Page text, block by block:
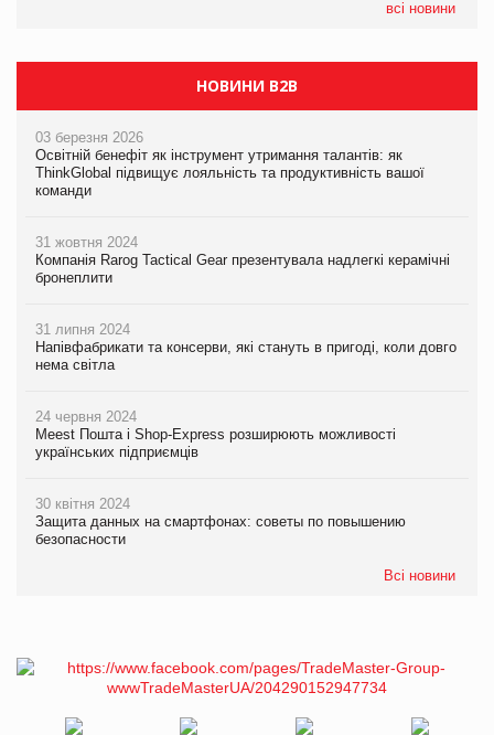
всі новини
НОВИНИ B2B
03 березня 2026
Освітній бенефіт як інструмент утримання талантів: як
ThinkGlobal підвищує лояльність та продуктивність вашої
команди
31 жовтня 2024
Компанія Rarog Tactical Gear презентувала надлегкі керамічні
бронеплити
31 липня 2024
Напівфабрикати та консерви, які стануть в пригоді, коли довго
нема світла
24 червня 2024
Meest Пошта і Shop-Express розширюють можливості
українських підприємців
30 квітня 2024
Защита данных на смартфонах: советы по повышению
безопасности
Всі новини